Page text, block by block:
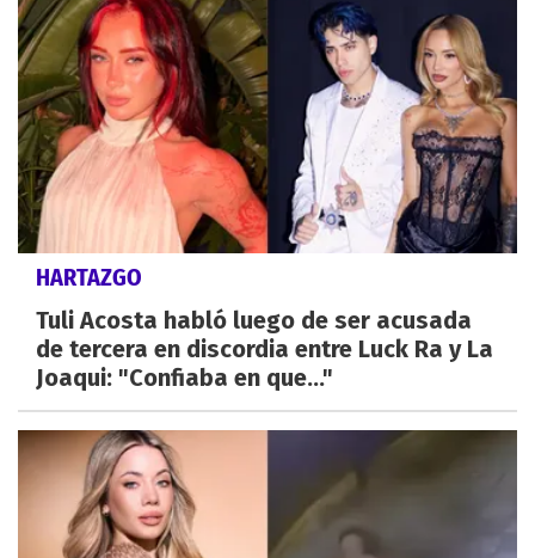
HARTAZGO
Tuli Acosta habló luego de ser acusada
de tercera en discordia entre Luck Ra y La
Joaqui: "Confiaba en que..."